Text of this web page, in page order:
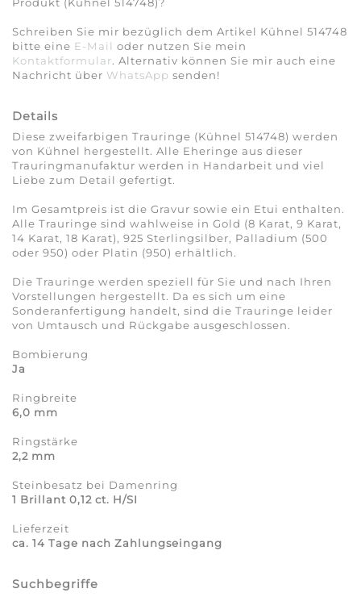
Produkt (Kühnel 514748)?
Schreiben Sie mir bezüglich dem Artikel Kühnel 514748
bitte eine E-Mail oder nutzen Sie mein
Kontaktformular. Alternativ können Sie mir auch eine
Nachricht über WhatsApp senden!
Details
Diese zweifarbigen Trauringe (Kühnel 514748) werden
von Kühnel hergestellt. Alle Eheringe aus dieser
Trauringmanufaktur werden in Handarbeit und viel
Liebe zum Detail gefertigt.
Im Gesamtpreis ist die Gravur sowie ein Etui enthalten.
Alle Trauringe sind wahlweise in Gold (8 Karat, 9 Karat,
14 Karat, 18 Karat), 925 Sterlingsilber, Palladium (500
oder 950) oder Platin (950) erhältlich.
Die Trauringe werden speziell für Sie und nach Ihren
Vorstellungen hergestellt. Da es sich um eine
Sonderanfertigung handelt, sind die Trauringe leider
von Umtausch und Rückgabe ausgeschlossen.
Bombierung
Ja
Ringbreite
6,0 mm
Ringstärke
2,2 mm
Steinbesatz bei Damenring
1 Brillant 0,12 ct. H/SI
Lieferzeit
ca. 14 Tage nach Zahlungseingang
Suchbegriffe